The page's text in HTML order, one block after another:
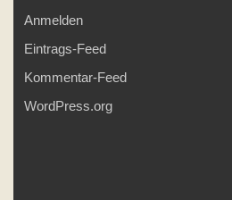
Anmelden
Eintrags-Feed
Kommentar-Feed
WordPress.org